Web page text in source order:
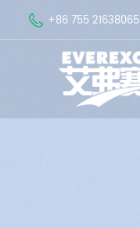
+86 755 21638065